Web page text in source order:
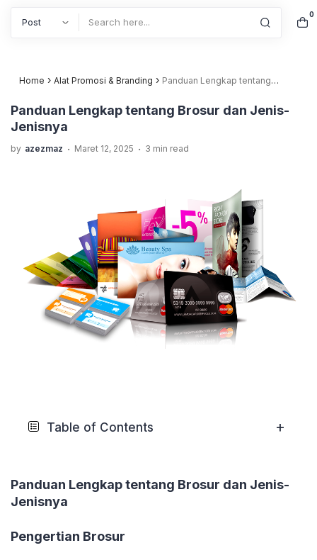
0
Home › Alat Promosi & Branding › Panduan Lengkap tentang
Brosur dan Jenis-Jenisnya
Panduan Lengkap tentang Brosur dan Jenis-
Jenisnya
by azezmaz . Maret 12, 2025 . 3 min read
Table of Contents +
Panduan Lengkap tentang Brosur dan Jenis-
Jenisnya
Pengertian Brosur